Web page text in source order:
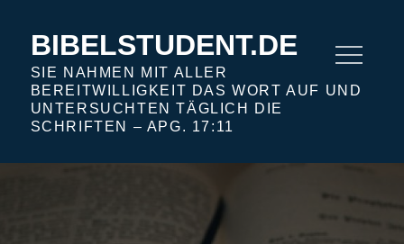
BIBELSTUDENT.DE
SIE NAHMEN MIT ALLER
BEREITWILLIGKEIT DAS WORT AUF UND
UNTERSUCHTEN TÄGLICH DIE
SCHRIFTEN – APG. 17:11